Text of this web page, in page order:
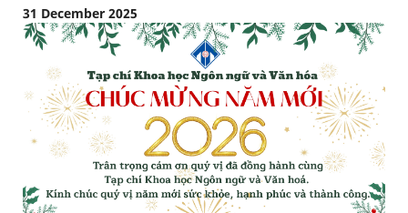
31 December 2025